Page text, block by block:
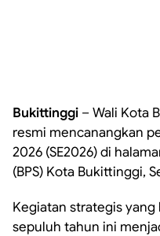
Bukittinggi – Wali Kota
resmi mencanangkan
2026 (SE2026) di
(BPS) Kota Bukittinggi,
Kegiatan strategis
sepuluh tahun ini